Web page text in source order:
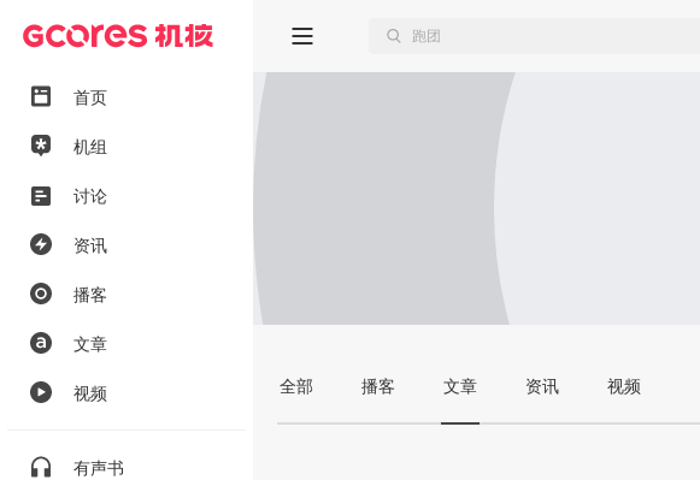
首页
机组
讨论
资讯
播客
文章
视频
有声书
全部 播客 文章 资讯 视频